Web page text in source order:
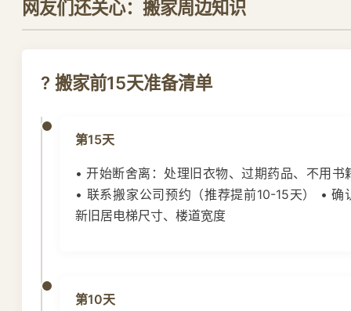
网友们还关心：搬家周边知识
? 搬家前15天准备清单
第15天
• 开始断舍离：处理旧衣物、过期药品、不用书
• 联系搬家公司预约（推荐提前10-15天） • 确
新旧居电梯尺寸、楼道宽度
第10天